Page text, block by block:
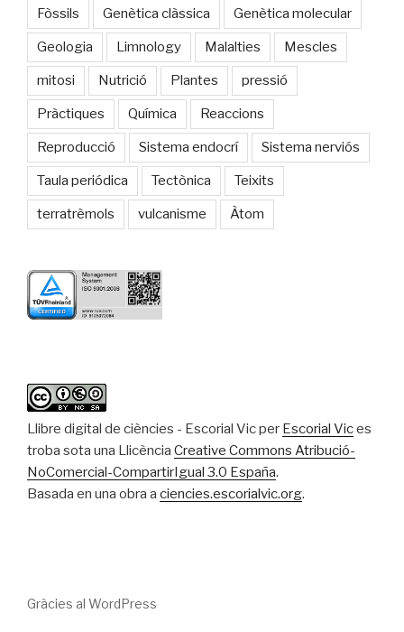
Fòssils Genètica clàssica Genètica molecular
Geologia Limnology Malalties Mescles
mitosi Nutrició Plantes pressió
Pràctiques Química Reaccions
Reproducció Sistema endocrí Sistema nerviós
Taula periódica Tectònica Teixits
terratrèmols vulcanisme Àtom
Llibre digital de ciències - Escorial Vicper Escorial Vices
troba sota una Llicència Creative Commons Atribució-
NoComercial-CompartirIgual 3.0 España.
Basada en una obra a ciencies.escorialvic.org.
Gràcies al WordPress